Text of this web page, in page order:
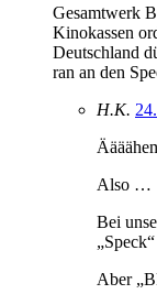
Gesamtwerk
Kinokassen
Deutschland
ran an den
H.K.
Also …
Bei
Aber